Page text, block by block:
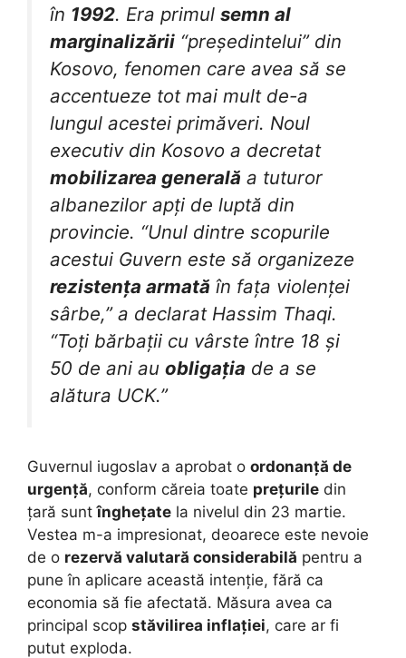
în 1992. Era primul semn al
marginalizării “președintelui” din
Kosovo, fenomen care avea să se
accentueze tot mai mult de-a
lungul acestei primăveri. Noul
executiv din Kosovo a decretat
mobilizarea generală a tuturor
albanezilor apți de luptă din
provincie. “Unul dintre scopurile
acestui Guvern este să organizeze
rezistența armată în fața violenței
sârbe,” a declarat Hassim Thaqi.
“Toți bărbații cu vârste între 18 și
50 de ani au obligația de a se
alătura UCK.”
Guvernul iugoslav a aprobat o ordonanță de
urgență, conform căreia toate prețurile din
țară suntînghețate la nivelul din 23 martie.
Vestea m-a impresionat, deoarece este nevoie
de o rezervă valutară considerabilă pentru a
pune în aplicare această intenție, fără ca
economia să fie afectată. Măsura avea ca
principal scop stăvilirea inflației, care ar fi
putut exploda.